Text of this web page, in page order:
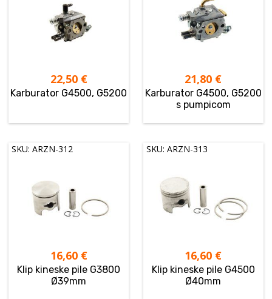
22,50 €
Karburator G4500, G5200
21,80 €
Karburator G4500, G5200
s pumpicom
SKU: ARZN-312
16,60 €
Klip kineske pile G3800
Ø39mm
SKU: ARZN-313
16,60 €
Klip kineske pile G4500
Ø40mm